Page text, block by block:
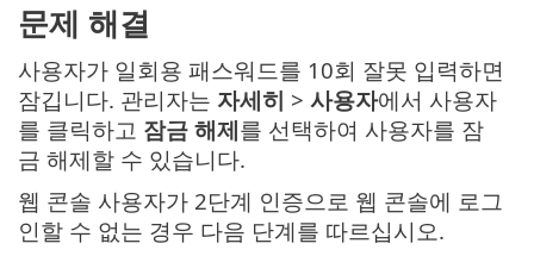
문제 해결
사용자가 일회용 패스워드를 10회 잘못 입력하면
잠깁니다. 관리자는 자세히 > 사용자에서 사용자
를 클릭하고 잠금 해제를 선택하여 사용자를 잠
금 해제할 수 있습니다.
웹 콘솔 사용자가 2단계 인증으로 웹 콘솔에 로그
인할 수 없는 경우 다음 단계를 따르십시오.